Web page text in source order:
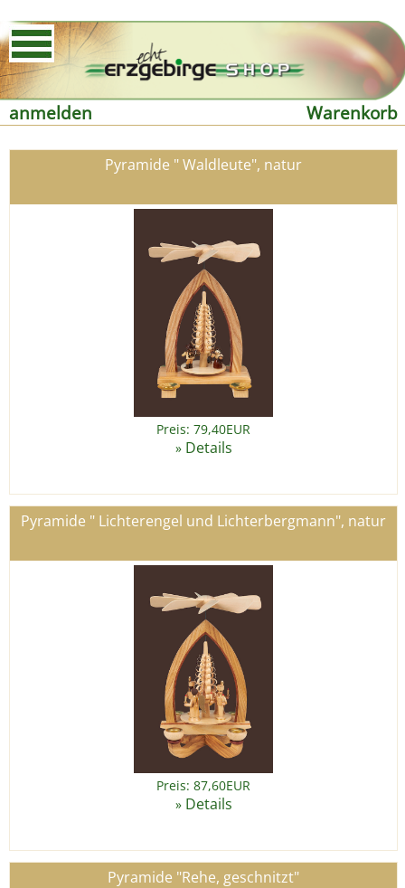
anmelden Warenkorb
Pyramide " Waldleute", natur
Preis: 79,40EUR
» Details
Pyramide " Lichterengel und Lichterbergmann", natur
Preis: 87,60EUR
» Details
Pyramide "Rehe, geschnitzt"